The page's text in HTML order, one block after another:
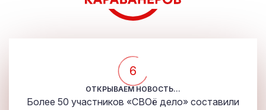
5
ОТКРЫВАЕМ НОВОСТЬ...
Более 50 участников «СВОё дело» составили